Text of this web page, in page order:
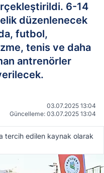
6-14
düzenlenecek
futbol,
tenis ve daha
antrenörler
03.07.2025 13:04
Güncelleme: 03.07.2025 13:04
tercih edilen kaynak olarak